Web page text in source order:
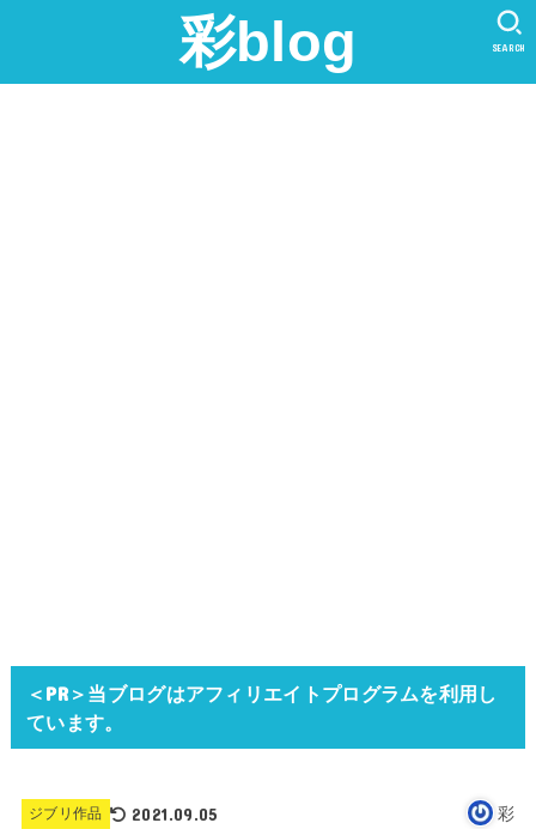
彩blog SEARCH
＜PR＞当ブログはアフィリエイトプログラムを利用し
ています。
ジブリ作品 2021.09.05 彩